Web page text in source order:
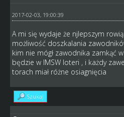
2017-02-03, 19:00:39
A mi się wydaje że njlepszym
możliwość doszkalania
kim nie mógł zawodnika zamkąć
będzie w IMSW loteri , i każdy
torach miał różne osiagnięcia
Szukaj